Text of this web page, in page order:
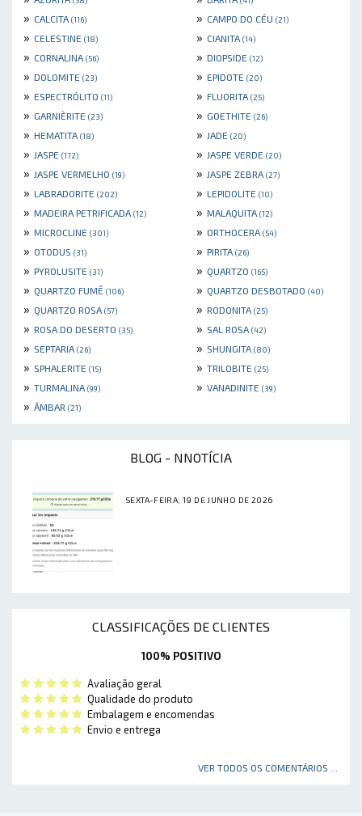
» CALCITA (116) » CAMPO DO CÉU (21)
» CELESTINE (18) » CIANITA (14)
» CORNALINA (56) » DIOPSIDE (12)
» DOLOMITE (23) » EPIDOTE (20)
» ESPECTRÓLITO (11) » FLUORITA (25)
» GARNIÈRITE (23) » GOETHITE (26)
» HEMATITA (18) » JADE (20)
» JASPE (172) » JASPE VERDE (20)
» JASPE VERMELHO (19) » JASPE ZEBRA (27)
» LABRADORITE (202) » LEPIDOLITE (10)
» MADEIRA PETRIFICADA (12) » MALAQUITA (12)
» MICROCLINE (301) » ORTHOCERA (54)
» OTODUS (31) » PIRITA (26)
» PYROLUSITE (31) » QUARTZO (165)
» QUARTZO FUMÊ (106) » QUARTZO DESBOTADO (40)
» QUARTZO ROSA (57) » RODONITA (25)
» ROSA DO DESERTO (35) » SAL ROSA (42)
» SEPTARIA (26) » SHUNGITA (80)
» SPHALERITE (15) » TRILOBITE (25)
» TURMALINA (99) » VANADINITE (39)
» ÂMBAR (21)
BLOG - NNOTÍCIA
SEXTA-FEIRA, 19 DE JUNHO DE 2026
CLASSIFICAÇÕES DE CLIENTES
100% POSITIVO
Avaliação geral
Qualidade do produto
Embalagem e encomendas
Envio e entrega
VER TODOS OS COMENTÁRIOS ...